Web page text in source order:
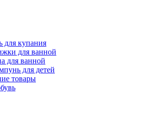
для купания
для ванной
для ванной
для детей
товары